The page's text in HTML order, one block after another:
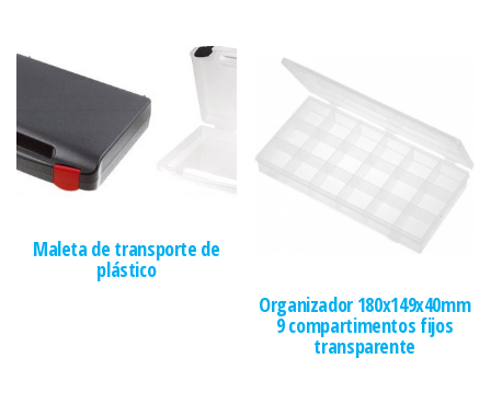
Maleta de transporte de
plástico
Organizador 180x149x40mm
9 compartimentos fijos
transparente